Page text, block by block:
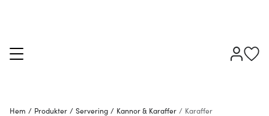
Hem / Produkter / Servering / Kannor & Karaffer / Karaffer